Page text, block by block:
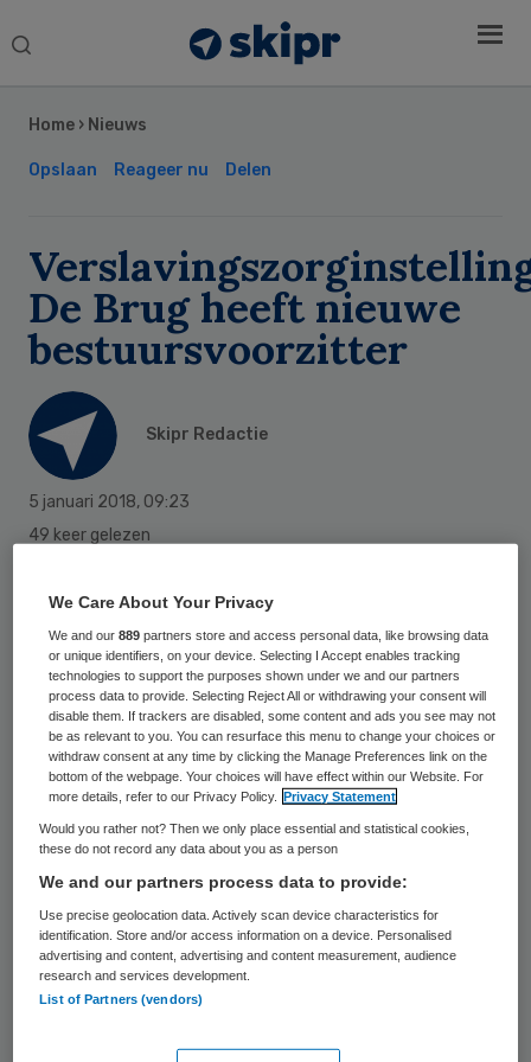
Search
Home › Nieuws
Opslaan Reageer nu Delen
De Brug heeft nieuwe
bestuursvoorzitter
Skipr Redactie
5 januari 2018, 09:23
49 keer gelezen
Dominee Van den Bosch is de nieuwe
bestuursvoorzitter van De Brug, ggz-
instelling voor verslavingszorg in Katwijk
aan Zee. Hij volgt dominee Borsje op, die
negen jaar het bestuur voorzat.
Borsje was predikant in de Katwijkse PKN.
Zijn opvolger is ook predikant binnen de
Hervormde Gemeente Katwijk aan Zee.
De Brug is 23 jaar geleden opgericht op
initiatief van Katwijkse huisartsen in nauwe
samenwerking met dominee Glashouwer,
die destijds predikant was in Katwijk.
Sidebar
We Care About Your Privacy
We and our889 partners store and access personal data, like browsing data
or unique identifiers, on your device. Selecting I Accept enables tracking
technologies to support the purposes shown under we and our partners
process data to provide. Selecting Reject All or withdrawing your consent will
disable them. If trackers are disabled, some content and ads you see may not
be as relevant to you. You can resurface this menu to change your choices or
withdraw consent at any time by clicking the Manage Preferences link on the
bottom of the webpage. Your choices will have effect within our Website. For
more details, refer to our Privacy Policy.
Privacy Statement
Would you rather not? Then we only place essential and statistical cookies,
these do not record any data about you as a person
We and our partners process data to provide:
Use precise geolocation data. Actively scan device characteristics for
identification. Store and/or access information on a device. Personalised
advertising and content, advertising and content measurement, audience
research and services development.
List of Partners (vendors)